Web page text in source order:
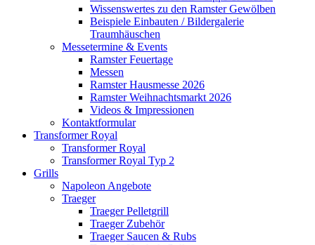
Wissenswertes zu den Ramster Gewölben
Beispiele Einbauten / Bildergalerie
Traumhäuschen
Messetermine & Events
Ramster Feuertage
Messen
Ramster Hausmesse 2026
Ramster Weihnachtsmarkt 2026
Videos & Impressionen
Kontaktformular
Transformer Royal
Transformer Royal
Transformer Royal Typ 2
Grills
Napoleon Angebote
Traeger
Traeger Pelletgrill
Traeger Zubehör
Traeger Saucen & Rubs